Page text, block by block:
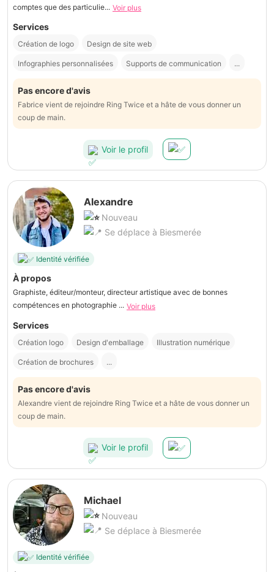
comptes que des particulie... Voir plus
Services
Création de logo Design de site web
Infographies personnalisées Supports de communication ...
Pas encore d'avis
Fabrice vient de rejoindre Ring Twice et a hâte de vous donner un
coup de main.
Voir le profil
Alexandre
Nouveau
Se déplace à Biesmerée
Identité vérifiée
À propos
Graphiste, éditeur/monteur, directeur artistique avec de bonnes
compétences en photographie ... Voir plus
Services
Création logo Design d'emballage Illustration numérique
Création de brochures ...
Pas encore d'avis
Alexandre vient de rejoindre Ring Twice et a hâte de vous donner un
coup de main.
Voir le profil
Michael
Nouveau
Se déplace à Biesmerée
Identité vérifiée